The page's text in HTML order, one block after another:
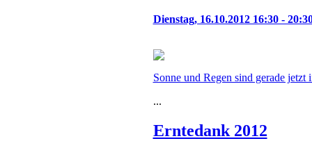
Dienstag, 16.10.2012 16:30 -
Sonne und Regen sind gerade jetzt
...
Erntedank 2012